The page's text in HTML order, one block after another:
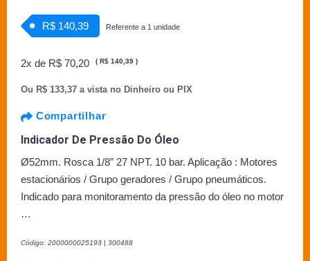
R$ 140,39 Referente a 1 unidade
2x de R$ 70,20 ( R$ 140,39 )
Ou R$ 133,37 a vista no Dinheiro ou PIX
Compartilhar
Indicador De Pressão Do Óleo
Ø52mm. Rosca 1/8” 27 NPT. 10 bar. Aplicação : Motores
estacionários / Grupo geradores / Grupo pneumáticos.
Indicado para monitoramento da pressão do óleo no motor
…
Código: 2000000025193 | 300488